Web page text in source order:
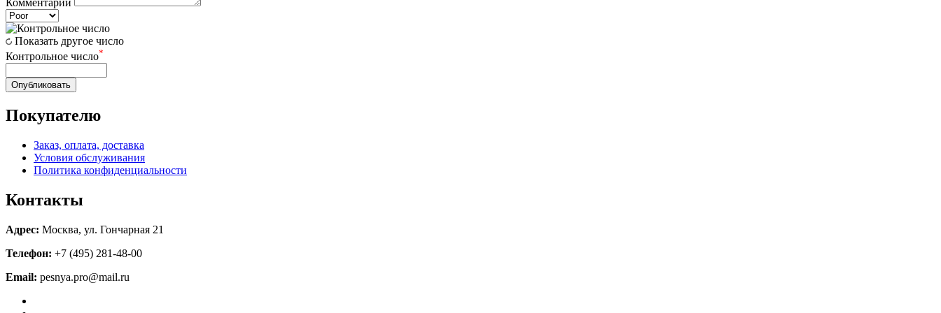
Показать другое число
Контрольное число*
Опубликовать
Покупателю
Заказ, оплата, доставка
Условия обслуживания
Политика конфиденциальности
Контакты
Адрес: Москва, ул. Гончарная 21
Телефон: +7 (495) 281-48-00
Email: pesnya.pro@mail.ru